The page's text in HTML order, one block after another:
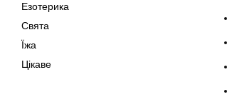
Езотерика
Свята
Їжа
Цікаве